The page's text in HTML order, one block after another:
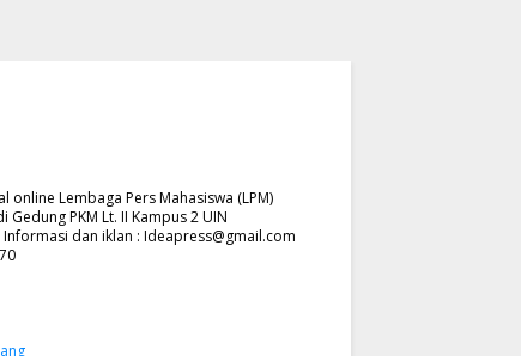
Lembaga Pers Mahasiswa (LPM)
Gedung PKM Lt. II Kampus 2 UIN
Informasi dan iklan :Ideapress@gmail.com